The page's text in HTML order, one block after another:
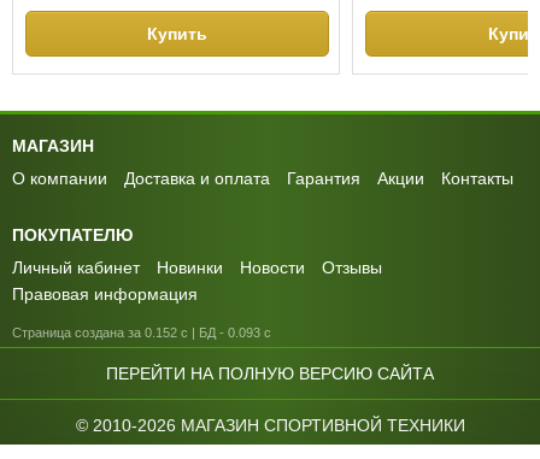
Купить
МАГАЗИН
О компании
Доставка и оплата Гарантия Акции Контакты
ПОКУПАТЕЛЮ
Личный кабинет
Новинки Новости
Отзывы
Правовая информация
Страница создана за 0.152 с | БД - 0.093 с
ПЕРЕЙТИ НА ПОЛНУЮ ВЕРСИЮ САЙТА
© 2010-2026 МАГАЗИН СПОРТИВНОЙ ТЕХНИКИ